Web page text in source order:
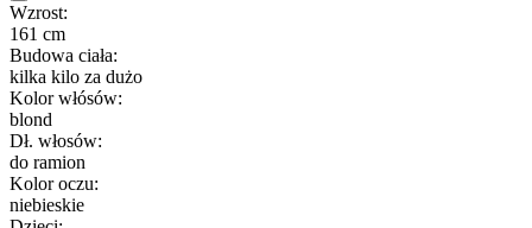
Wzrost:
161 cm
Budowa ciała:
kilka kilo za dużo
Kolor włósów:
blond
Dł. włosów:
do ramion
Kolor oczu:
niebieskie